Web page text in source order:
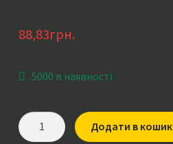
88,83грн.
5000 в наявності
Мікросхема
LM4755T
Додати в кошик